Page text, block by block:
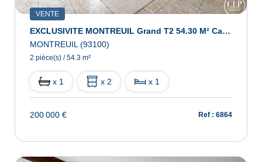
VENTE
EXCLUSIVITE MONTREUIL Grand T2 54.30 M² Carrez- 9mn Métro L11 Station Montreuil - Hôpital
MONTREUIL (93100)
2 pièce(s) / 54.3 m²
x 1 x 2 x 1
200 000 € Ref : 6864